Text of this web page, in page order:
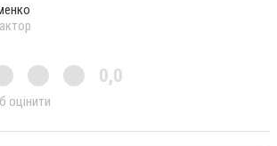
0,0
оцінити